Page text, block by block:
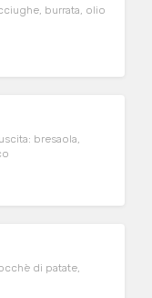
burrata, olio
bresaola,
di patate,